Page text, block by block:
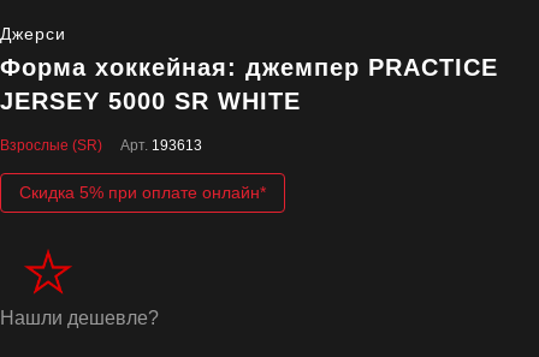
Джерси
Форма хоккейная: джемпер PRACTICE
JERSEY 5000 SR WHITE
Взрослые (SR) Арт. 193613
Скидка 5% при оплате онлайн*
Нашли дешевле?